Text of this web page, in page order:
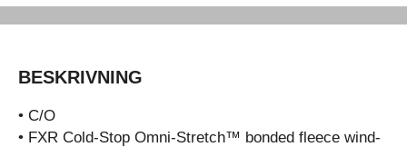
BESKRIVNING
• C/O
• FXR Cold-Stop Omni-Stretch™ bonded fleece wind-